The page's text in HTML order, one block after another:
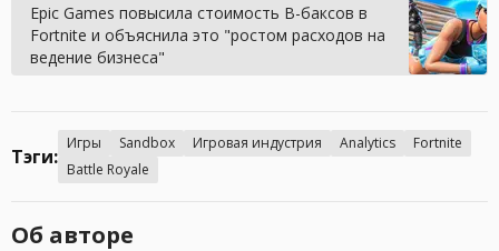
Epic Games повысила стоимость В-баксов в
Fortnite и объяснила это "ростом расходов на
ведение бизнеса"
Тэги:
Игры Sandbox Игровая индустрия Analytics
Fortnite
Battle Royale
Об авторе